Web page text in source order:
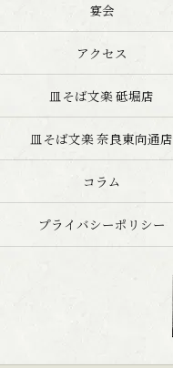
宴会
アクセス
皿そば文楽 砥堀店
皿そば文楽 奈良東向通店
コラム
プライバシーポリシー